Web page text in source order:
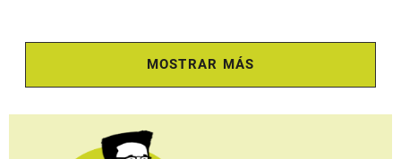
MOSTRAR MÁS